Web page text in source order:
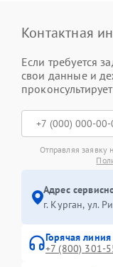
Контактная
Если требуется
свои данные и
Отправляя заявку
Адрес
г. Курган, ул.
Горячая линия
+7 (800) 301-